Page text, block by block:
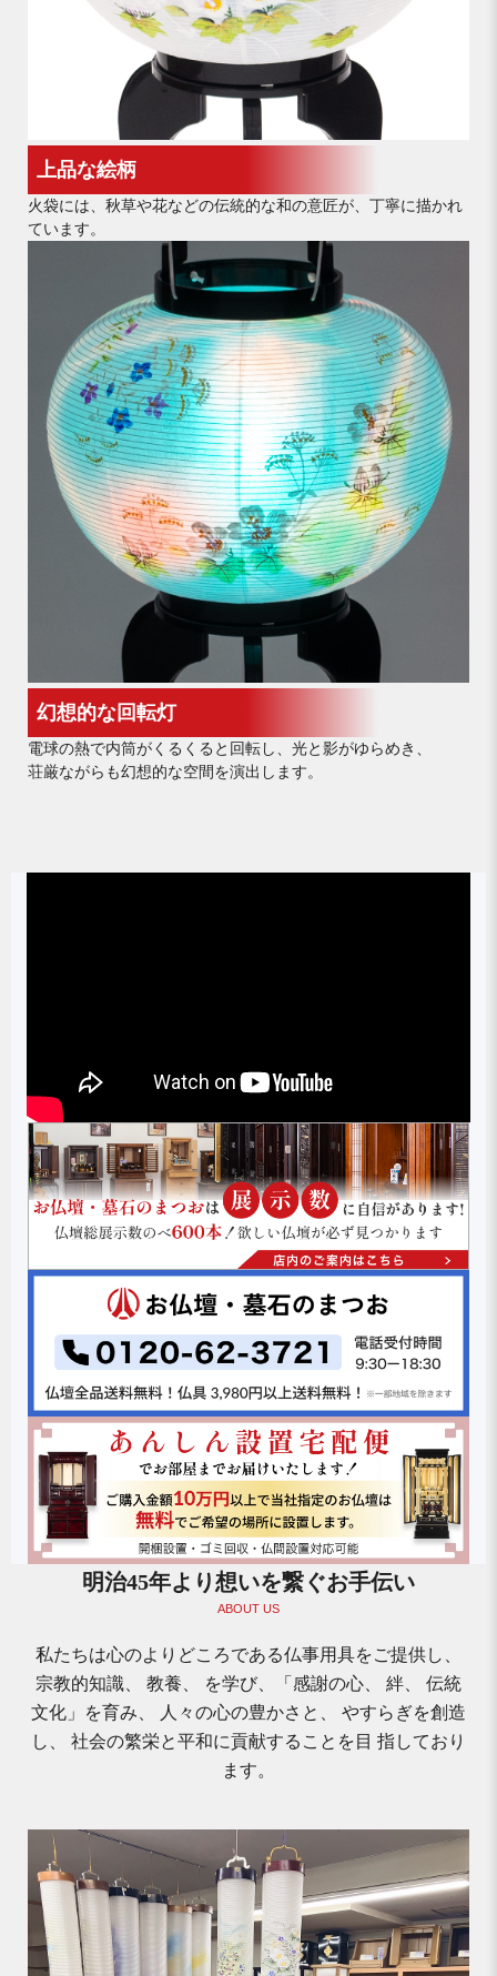
上品な絵柄
火袋には、秋草や花などの伝統的な和の意匠が、丁寧に描かれ
ています。
幻想的な回転灯
電球の熱で内筒がくるくると回転し、光と影がゆらめき、
荘厳ながらも幻想的な空間を演出します。
明治45年より想いを繋ぐお手伝い
ABOUT US
私たちは心のよりどころである仏事用具をご提供し、
宗教的知識、 教養、 を学び、「感謝の心、 絆、 伝統
文化」を育み、 人々の心の豊かさと、 やすらぎを創造
し、 社会の繁栄と平和に貢献することを目 指しており
ます。